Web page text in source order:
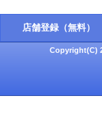
店舗登録（無料）
Copyright(C)